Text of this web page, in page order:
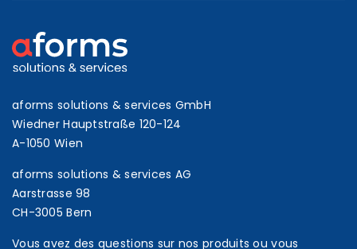
aforms solutions & services GmbH
Wiedner Hauptstraße 120-124
A-1050 Wien
aforms solutions & services AG
Aarstrasse 98
CH-3005 Bern
Vous avez des questions sur nos produits ou vous